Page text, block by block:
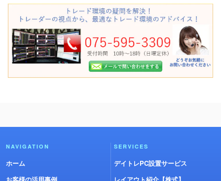
NAVIGATION
ホーム
お客様の活用事例
SERVICES
デイトレPC設置サービス
レイアウト紹介【株式】